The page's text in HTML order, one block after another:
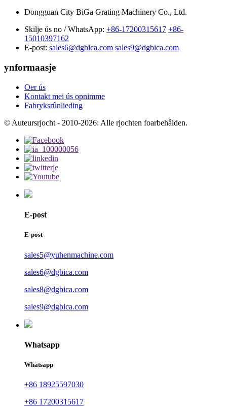
Dongguan City BiGa Grating Machinery Co., Ltd.
Skilje ús no / WhatsApp: +86-17200315617 +86-
15010397162
E-post: sales6@dgbica.com sales9@dgbica.com
ynformaasje
Oer ús
Kontakt mei ús opnimme
Fabryksrûnlieding
© Auteursrjocht - 2010-2026: Alle rjochten foarbehâlden.
E-post
E-post
sales5@yuhenmachine.com
sales6@dgbica.com
sales8@dgbica.com
sales9@dgbica.com
Whatsapp
Whatsapp
+86 18925597030
+86 17200315617